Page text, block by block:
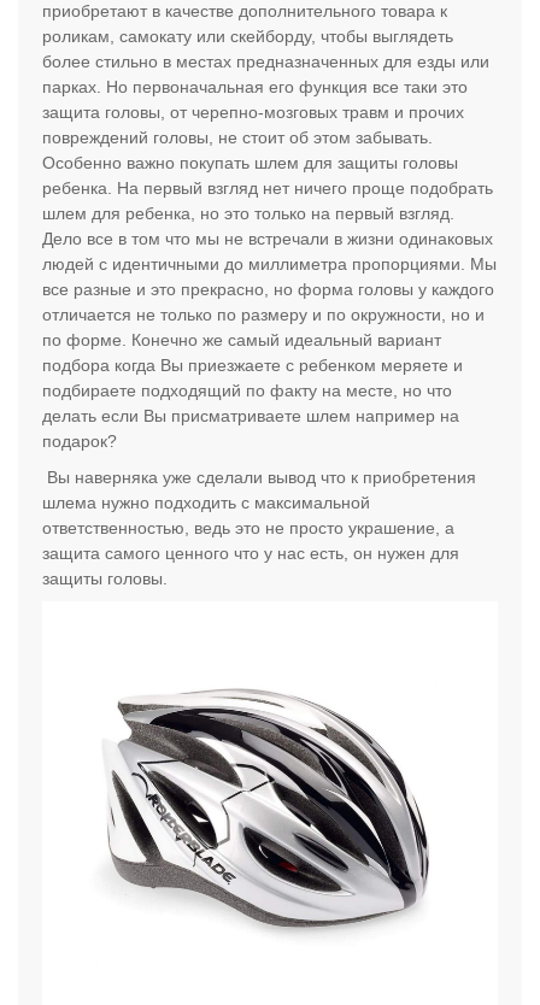
приобретают в качестве дополнительного товара к
роликам, самокату или скейборду, чтобы выглядеть
более стильно в местах предназначенных для езды или
парках. Но первоначальная его функция все таки это
защита головы, от черепно-мозговых травм и прочих
повреждений головы, не стоит об этом забывать.
Особенно важно покупать шлем для защиты головы
ребенка. На первый взгляд нет ничего проще подобрать
шлем для ребенка, но это только на первый взгляд.
Дело все в том что мы не встречали в жизни одинаковых
людей с идентичными до миллиметра пропорциями. Мы
все разные и это прекрасно, но форма головы у каждого
отличается не только по размеру и по окружности, но и
по форме. Конечно же самый идеальный вариант
подбора когда Вы приезжаете с ребенком меряете и
подбираете подходящий по факту на месте, но что
делать если Вы присматриваете шлем например на
подарок?
Вы наверняка уже сделали вывод что к приобретения
шлема нужно подходить с максимальной
ответственностью, ведь это не просто украшение, а
защита самого ценного что у нас есть, он нужен для
защиты головы.